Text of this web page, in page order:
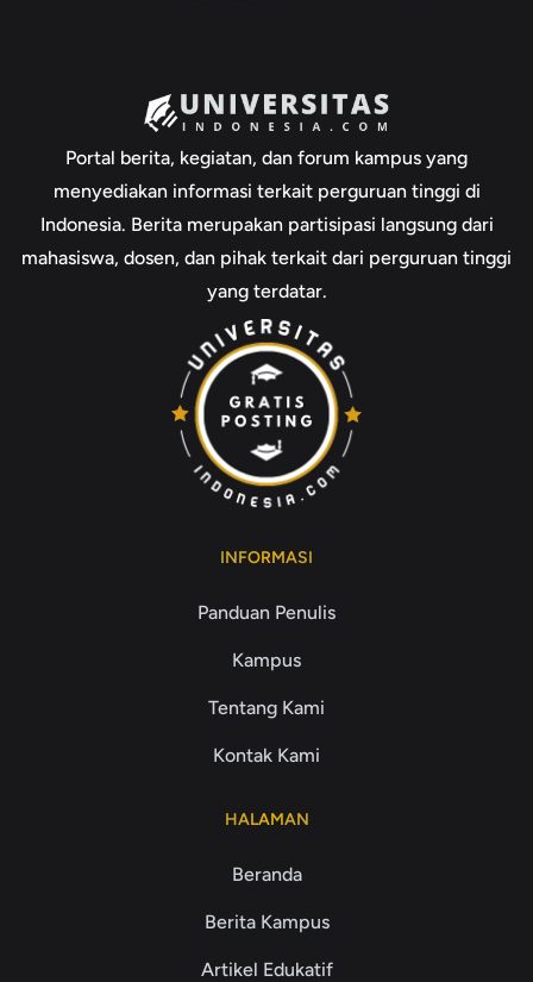
Portal berita, kegiatan, dan forum kampus yang
menyediakan informasi terkait perguruan tinggi di
Indonesia. Berita merupakan partisipasi langsung dari
mahasiswa, dosen, dan pihak terkait dari perguruan tinggi
yang terdatar.
INFORMASI
Panduan Penulis
Kampus
Tentang Kami
Kontak Kami
HALAMAN
Beranda
Berita Kampus
Artikel Edukatif